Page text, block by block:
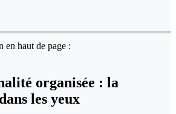
en haut de page :
organisée : la
les yeux